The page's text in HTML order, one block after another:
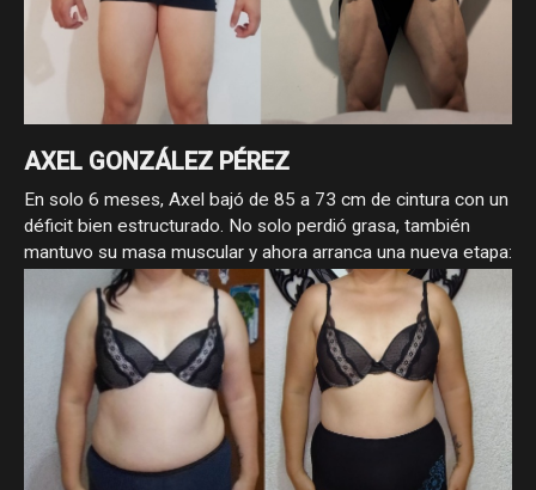
AXEL GONZÁLEZ PÉREZ
En solo 6 meses, Axel bajó de 85 a 73 cm de cintura con un
déficit bien estructurado. No solo perdió grasa, también
mantuvo su masa muscular y ahora arranca una nueva etapa:
volumen para llevar su físico al siguiente nivel.